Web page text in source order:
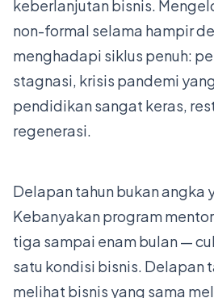
keberlanjutan bisnis.
non-formal selama hampir
menghadapi siklus penuh:
stagnasi, krisis pandemi
pendidikan sangat keras,
regenerasi.
Delapan tahun bukan angka
Kebanyakan program
tiga sampai enam bulan —
satu kondisi bisnis. Delapan
melihat bisnis yang sama